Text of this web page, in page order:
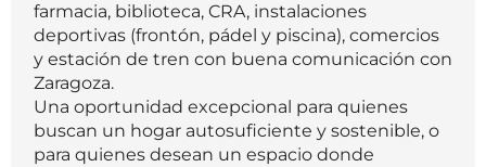
farmacia, biblioteca, CRA, instalaciones
deportivas (frontón, pádel y piscina), comercios
y estación de tren con buena comunicación con
Zaragoza.
Una oportunidad excepcional para quienes
buscan un hogar autosuficiente y sostenible, o
para quienes desean un espacio donde